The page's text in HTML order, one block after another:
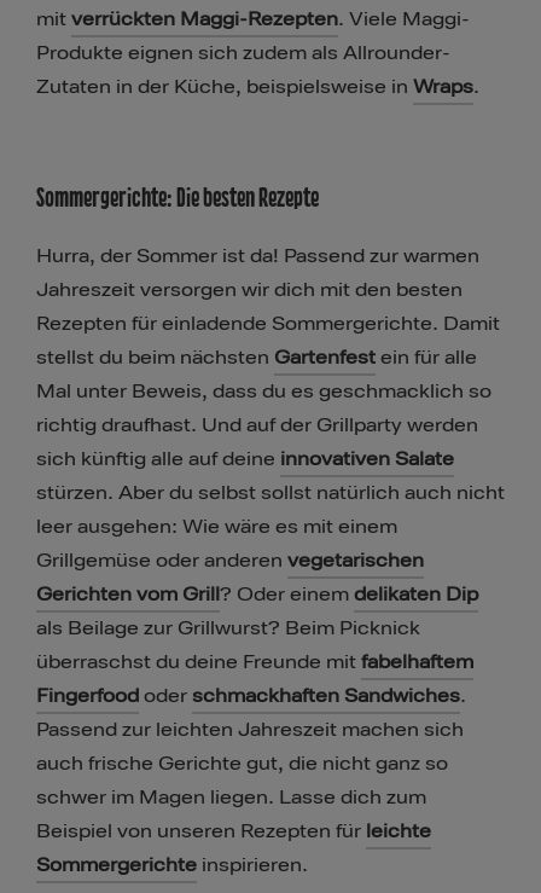
mit verrückten Maggi-Rezepten. Viele Maggi-
Produkte eignen sich zudem als Allrounder-
Zutaten in der Küche, beispielsweise in Wraps.
Sommergerichte: Die besten Rezepte
Hurra, der Sommer ist da! Passend zur warmen
Jahreszeit versorgen wir dich mit den besten
Rezepten für einladende Sommergerichte. Damit
stellst du beim nächsten Gartenfest ein für alle
Mal unter Beweis, dass du es geschmacklich so
richtig draufhast. Und auf der Grillparty werden
sich künftig alle auf deine innovativen Salate
stürzen. Aber du selbst sollst natürlich auch nicht
leer ausgehen: Wie wäre es mit einem
Grillgemüse oder anderen vegetarischen
Gerichten vom Grill? Oder einem delikaten Dip
als Beilage zur Grillwurst? Beim Picknick
überraschst du deine Freunde mit fabelhaftem
Fingerfood oder schmackhaften Sandwiches.
Passend zur leichten Jahreszeit machen sich
auch frische Gerichte gut, die nicht ganz so
schwer im Magen liegen. Lasse dich zum
Beispiel von unseren Rezepten für leichte
Sommergerichte inspirieren.